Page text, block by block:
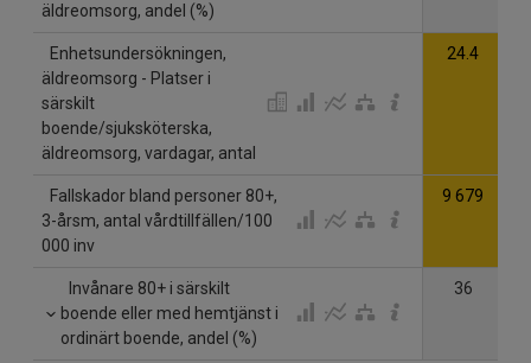
äldreomsorg, andel (%)
Enhetsundersökningen,
äldreomsorg - Platser i
särskilt
boende/sjuksköterska,
äldreomsorg, vardagar, antal
24.4
Fallskador bland personer 80+,
3-årsm, antal vårdtillfällen/100
000 inv
9 679
Invånare 80+ i särskilt
boende eller med hemtjänst i
ordinärt boende, andel (%)
36